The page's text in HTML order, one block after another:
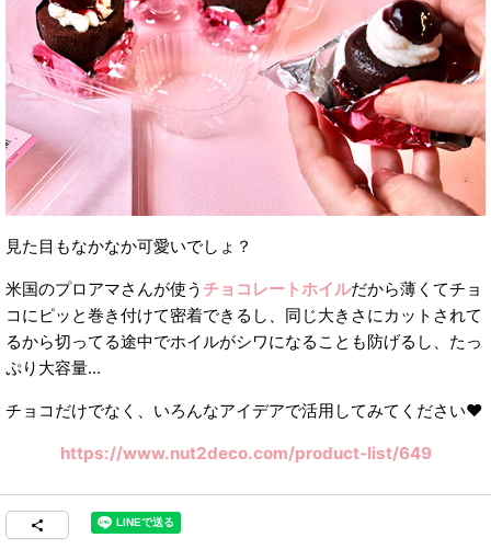
見た目もなかなか可愛いでしょ？
米国のプロアマさんが使う チョコレートホイルだから薄くてチョ
コにピッと巻き付けて密着できるし、同じ大きさにカットされて
るから切ってる途中でホイルがシワになることも防げるし、たっ
ぷり大容量...
チョコだけでなく、いろんなアイデアで活用してみてください❤︎
https://www.nut2deco.com/product-list/649